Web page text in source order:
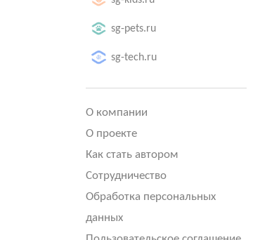
sg-pets.ru
sg-tech.ru
О компании
О проекте
Как стать автором
Сотрудничество
Обработка персональных
данных